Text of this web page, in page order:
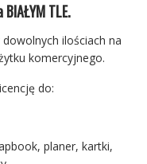
TLE.
ilościach na
komercyjnego.
do:
planer, kartki,